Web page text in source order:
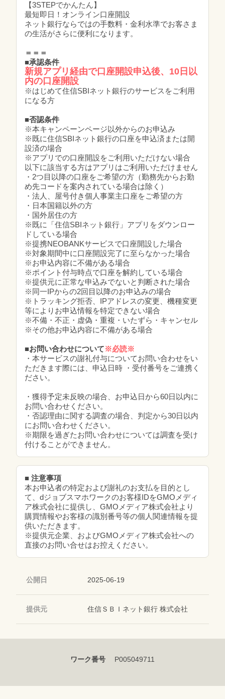
【3STEPでかんたん】
最短即日！オンライン口座開設
ネット銀行ならではの手数料・金利水準でお客さま
の生活がさらに便利になります。
＝＝＝
■承認条件
新規アプリ経由で口座開設申込後、10日以
内の口座開設
※はじめて住信SBIネット銀行のサービスをご利用
になる方
■否認条件
※本キャンペーンページ以外からのお申込み
※既に住信SBIネット銀行の口座を申込済または開
設済の場合
※アプリでの口座開設をご利用いただけない場合
以下に該当する方はアプリはご利用いただけません
・2つ目以降の口座をご希望の方（勤務先からお勤
め先コードを案内されている場合は除く）
・法人、屋号付き個人事業主口座をご希望の方
・日本国籍以外の方
・国外居住の方
※既に「住信SBIネット銀行」アプリをダウンロー
ドしている場合
※提携NEOBANKサービスで口座開設した場合
※対象期間中に口座開設完了に至らなかった場合
※お申込内容に不備がある場合
※ポイント付与時点で口座を解約している場合
※提供元に正常な申込みでないと判断された場合
※同一IPからの2回目以降のお申込みの場合
※トラッキング拒否、IPアドレスの変更、機種変更
等によりお申込情報を特定できない場合
※不備・不正・虚偽・重複・いたずら・キャンセル
※その他お申込内容に不備がある場合
■お問い合わせについて※必読※
・本サービスの謝礼付与についてお問い合わせをい
ただきます際には、申込日時 ・受付番号をご連携く
ださい。
・獲得予定未反映の場合、お申込日から60日以内に
お問い合わせください。
・否認理由に関する調査の場合、判定から30日以内
にお問い合わせください。
※期限を過ぎたお問い合わせについては調査を受け
付けることができません。
■ 注意事項
本お申込者の特定および謝礼のお支払を目的とし
て、dジョブスマホワークのお客様IDをGMOメディ
ア株式会社に提供し、GMOメディア株式会社より
購買情報やお客様の識別番号等の個人関連情報を提
供いただきます。
※提供元企業、およびGMOメディア株式会社への
直接のお問い合せはお控えください。
公開日 2025-06-19
提供元 住信ＳＢＩネット銀行 株式会社
ワーク番号 P005049711